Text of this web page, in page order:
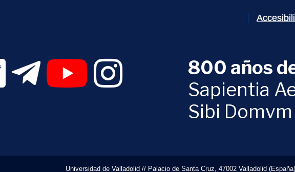
Digital UVa (se abrirá en una nueva ventana)
Twitter Digital UVa (se abrirá en una nueva ventana)
Telegram Digital UVa (se abrirá en una nueva ventana)
YouTube Digital UVa (se abrirá en una nueva ventana)
Instagram Digital UVa (se abrirá en una nueva
800 años
Sapientia
Sibi Domvm
Universidad de Valladolid // Palacio de Santa Cruz, 47002 Valladolid (España)